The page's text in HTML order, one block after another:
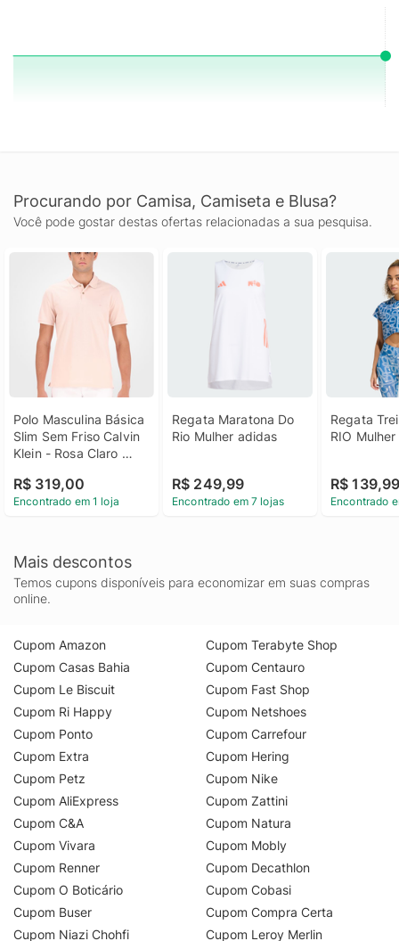
Procurando por Camisa, Camiseta e Blusa?
Você pode gostar destas ofertas relacionadas a sua pesquisa.
Polo Masculina Básica
Slim Sem Friso Calvin
Klein - Rosa Claro
Slim Sem Friso Calvin
Klein Rosa Claro Ggg
R$ 319,00
Encontrado em 1 loja
Regata Maratona Do
Rio Mulher adidas
R$ 249,99
Encontrado em 7 lojas
Regata
RIO
R$
Encontrado
Mais descontos
Temos cupons disponíveis para economizar em suas compras
online.
Cupom Amazon
Cupom Casas Bahia
Cupom Le Biscuit
Cupom Ri Happy
Cupom Ponto
Cupom Extra
Cupom Petz
Cupom AliExpress
Cupom C&A
Cupom Vivara
Cupom Renner
Cupom O Boticário
Cupom Buser
Cupom Niazi Chohfi
Cupom Terabyte Shop
Cupom Centauro
Cupom Fast Shop
Cupom Netshoes
Cupom Carrefour
Cupom Hering
Cupom Nike
Cupom Zattini
Cupom Natura
Cupom Mobly
Cupom Decathlon
Cupom Cobasi
Cupom Compra Certa
Cupom Leroy Merlin